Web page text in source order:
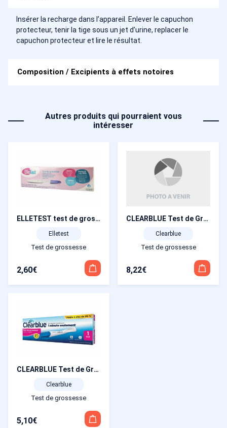
Insérer la recharge dans l’appareil. Enlever le capuchon
protecteur, tenir la tige sous un jet d’urine, replacer le
capuchon protecteur et lire le résultat.
Composition / Excipients à effets notoires
Autres produits qui pourraient vous
intéresser
ELLETEST test de grossesse
Elletest
Test de grossesse
2,60€
CLEARBLUE Test de Grossesse Digital avec Estimation de l’Âge de Grossesse x1
Clearblue
Test de grossesse
8,22€
CLEARBLUE Test de Grossesse Détection Rapide x1
Clearblue
Test de grossesse
5,10€